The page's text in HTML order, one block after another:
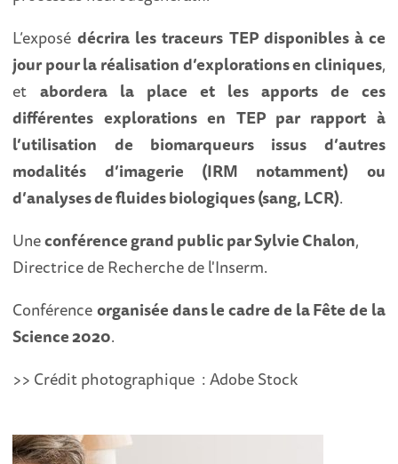
L’exposédécrira les traceurs TEP disponibles à ce
jour pour la réalisation d’explorations en cliniques,
etabordera la place et les apports de ces
différentes explorations en TEP par rapport à
l’utilisation de biomarqueurs issus d’autres
modalités d’imagerie (IRM notamment) ou
d’analyses de fluides biologiques (sang, LCR).
Uneconférence grand public parSylvie Chalon,
Directrice de Recherche de l'Inserm.
Conférenceorganisée dans le cadre de la Fête de la
Science 2020.
>> Crédit photographique : Adobe Stock